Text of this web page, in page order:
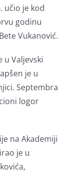
učio je kod
godinu
Vukanović.
u Valjevski
je u
Septembra
logor
na Akademiji
je u